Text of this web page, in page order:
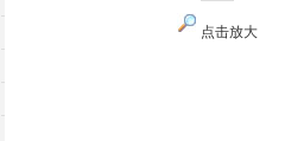
点击放大